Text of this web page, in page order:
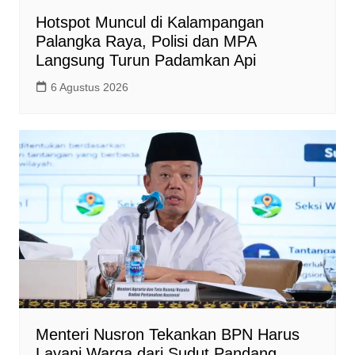
Hotspot Muncul di Kalampangan
Palangka Raya, Polisi dan MPA
Langsung Turun Padamkan Api
6 Agustus 2026
Menteri Nusron Tekankan BPN Harus